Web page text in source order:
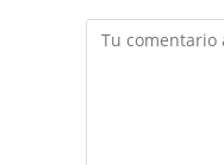
Comentario